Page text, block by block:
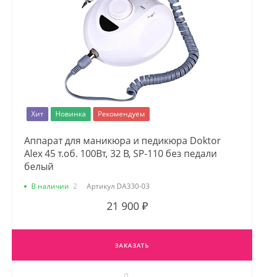
Хит Новинка Рекомендуем
Аппарат для маникюра и педикюра Doktor
Alex 45 т.об. 100Вт, 32 В, SP-110 без педали
белый
В наличии 2 Артикул DA330-03
21 900 ₽
ЗАКАЗАТЬ